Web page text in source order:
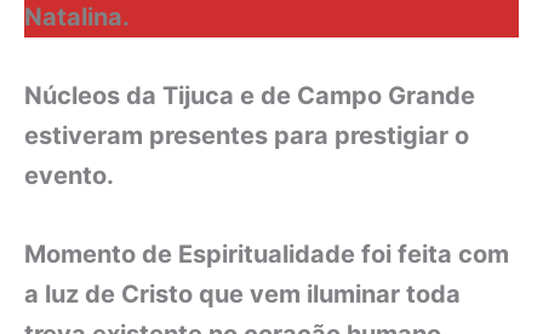
Natalina.
Núcleos da Tijuca e de Campo Grande
estiveram presentes para prestigiar o
evento.
Momento de Espiritualidade foi feita com
a luz de Cristo que vem iluminar toda